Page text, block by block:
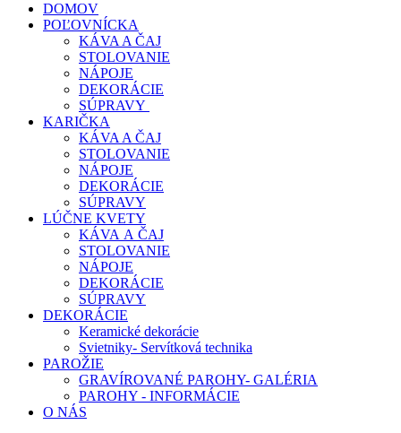
DOMOV
POĽOVNÍCKA
KÁVA A ČAJ
STOLOVANIE
NÁPOJE
DEKORÁCIE
SÚPRAVY
KARIČKA
KÁVA A ČAJ
STOLOVANIE
NÁPOJE
DEKORÁCIE
SÚPRAVY
LÚČNE KVETY
KÁVA A ČAJ
STOLOVANIE
NÁPOJE
DEKORÁCIE
SÚPRAVY
DEKORÁCIE
Keramické dekorácie
Svietniky- Servítková technika
PAROŽIE
GRAVÍROVANÉ PAROHY- GALÉRIA
PAROHY - INFORMÁCIE
O NÁS